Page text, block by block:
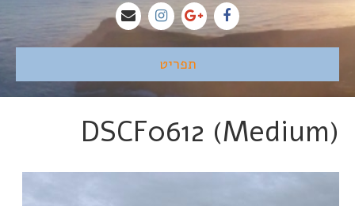
תפריט
DSCF0612 (Medium)